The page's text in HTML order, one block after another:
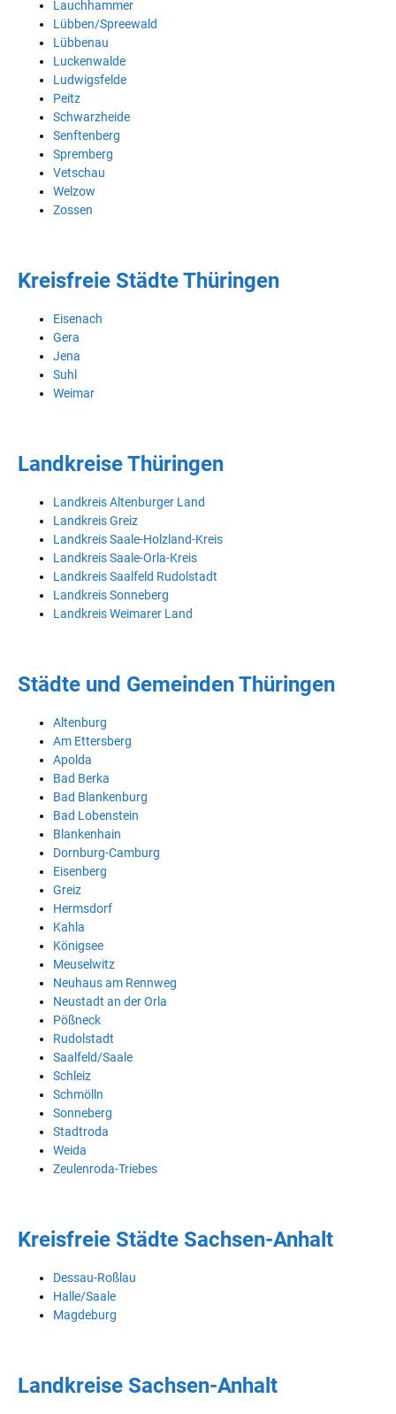
Lauchhammer
Lübben/Spreewald
Lübbenau
Luckenwalde
Ludwigsfelde
Peitz
Schwarzheide
Senftenberg
Spremberg
Vetschau
Welzow
Zossen
Kreisfreie Städte Thüringen
Eisenach
Gera
Jena
Suhl
Weimar
Landkreise Thüringen
Landkreis Altenburger Land
Landkreis Greiz
Landkreis Saale-Holzland-Kreis
Landkreis Saale-Orla-Kreis
Landkreis Saalfeld Rudolstadt
Landkreis Sonneberg
Landkreis Weimarer Land
Städte und Gemeinden Thüringen
Altenburg
Am Ettersberg
Apolda
Bad Berka
Bad Blankenburg
Bad Lobenstein
Blankenhain
Dornburg-Camburg
Eisenberg
Greiz
Hermsdorf
Kahla
Königsee
Meuselwitz
Neuhaus am Rennweg
Neustadt an der Orla
Pößneck
Rudolstadt
Saalfeld/Saale
Schleiz
Schmölln
Sonneberg
Stadtroda
Weida
Zeulenroda-Triebes
Kreisfreie Städte Sachsen-Anhalt
Dessau-Roßlau
Halle/Saale
Magdeburg
Landkreise Sachsen-Anhalt